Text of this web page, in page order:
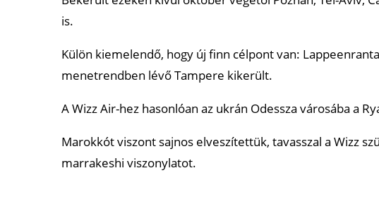
is.
Külön kiemelendő, hogy új finn célpont van:
menetrendben lévő Tampere kikerült.
A Wizz Air-hez hasonlóan az ukrán Odessza városába a
Marokkót viszont sajnos elveszítettük, tavasszal a Wizz
marrakeshi viszonylatot.